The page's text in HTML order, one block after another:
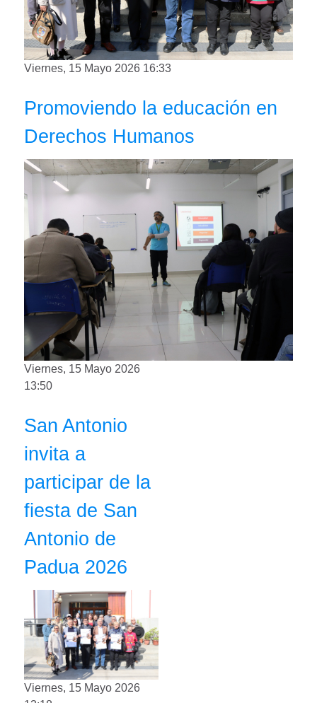
Viernes, 15 Mayo 2026 16:33
Promoviendo la educación en
Derechos Humanos
Viernes, 15 Mayo 2026
13:50
San Antonio
invita a
participar de la
fiesta de San
Antonio de
Padua 2026
Viernes, 15 Mayo 2026